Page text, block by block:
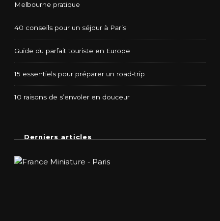
Melbourne pratique
40 conseils pour un séjour à Paris
Guide du parfait touriste en Europe
15 essentiels pour préparer un road-trip
10 raisons de s’envoler en douceur
Derniers articles